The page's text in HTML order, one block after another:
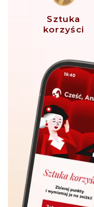
Sztuka
korzyści